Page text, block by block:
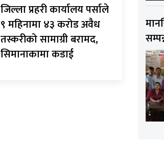
जिल्ला प्रहरी कार्यालय पर्साले
९ महिनामा ४३ करोड अवैध
तस्करीको सामाग्री बरामद,
सिमानाकामा कडाई